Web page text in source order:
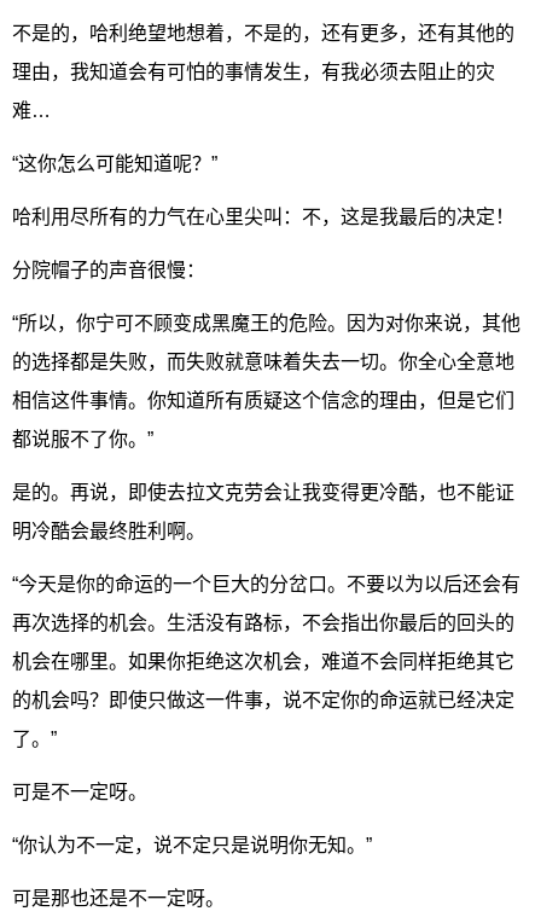
不是的，哈利绝望地想着，不是的，还有更多，还有其他的
理由，我知道会有可怕的事情发生，有我必须去阻止的灾
难…
“这你怎么可能知道呢？”
哈利用尽所有的力气在心里尖叫：不，这是我最后的决定！
分院帽子的声音很慢：
“所以，你宁可不顾变成黑魔王的危险。因为对你来说，其他
的选择都是失败，而失败就意味着失去一切。你全心全意地
相信这件事情。你知道所有质疑这个信念的理由，但是它们
都说服不了你。”
是的。再说，即使去拉文克劳会让我变得更冷酷，也不能证
明冷酷会最终胜利啊。
“今天是你的命运的一个巨大的分岔口。不要以为以后还会有
再次选择的机会。生活没有路标，不会指出你最后的回头的
机会在哪里。如果你拒绝这次机会，难道不会同样拒绝其它
的机会吗？即使只做这一件事，说不定你的命运就已经决定
了。”
可是不一定呀。
“你认为不一定，说不定只是说明你无知。”
可是那也还是不一定呀。